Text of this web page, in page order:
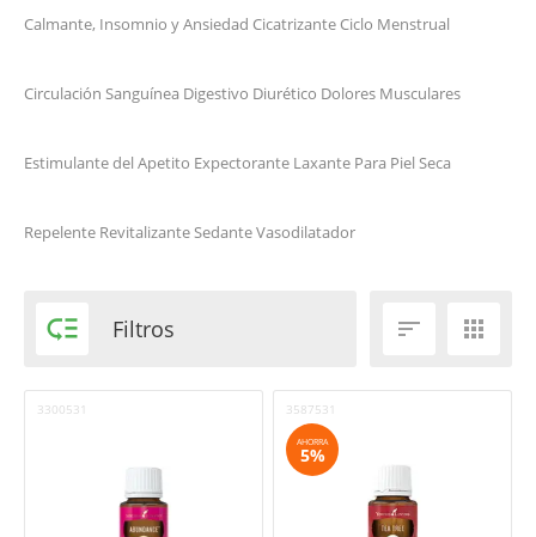
Calmante, Insomnio y Ansiedad Cicatrizante Ciclo Menstrual
Circulación Sanguínea Digestivo Diurético Dolores Musculares
Estimulante del Apetito Expectorante Laxante Para Piel Seca
Repelente RevitalizanteSedanteVasodilatador
 Filtros  
3300531 3587531
AHORRA
5%